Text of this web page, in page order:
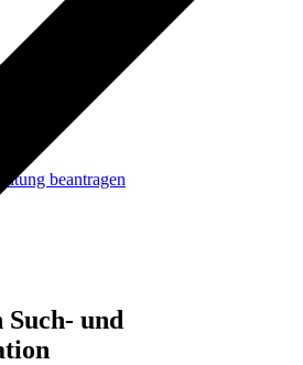
beantragen
Such- und